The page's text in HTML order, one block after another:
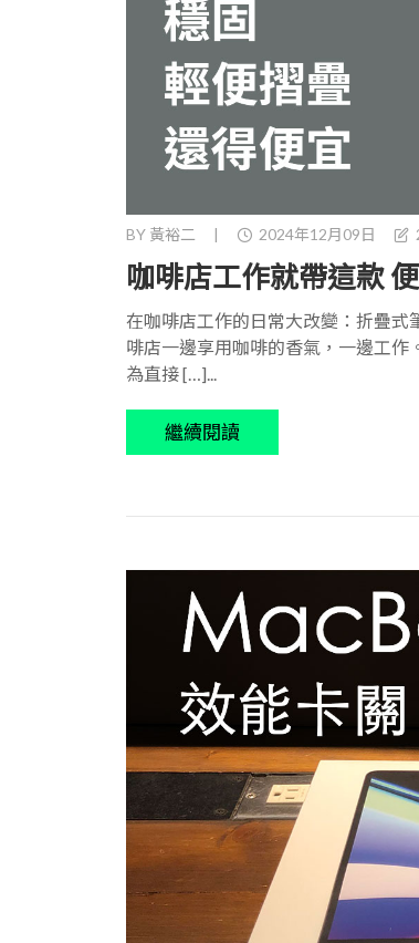
BY 黃裕二 | 2024年12月09日
咖啡店工作就帶這款
在咖啡店工作的日常大改變：折疊式
啡店一邊享用咖啡的香氣，一邊工作
為直接 […]...
繼續閱讀